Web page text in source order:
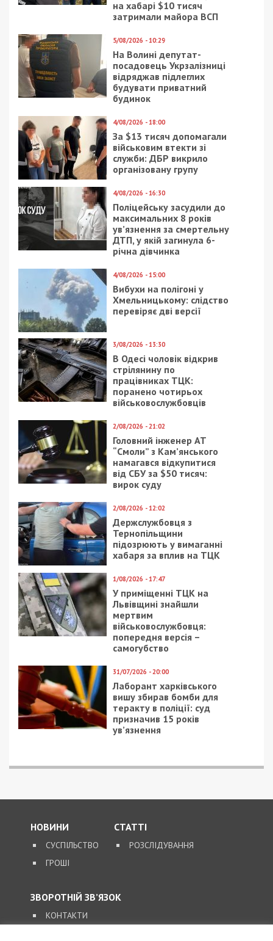
на хабарі $10 тисяч
затримали майора ВСП
5/08/2026 - 10:29
На Волині депутат-
посадовець Укрзалізниці
відряджав підлеглих
будувати приватний
будинок
4/08/2026 - 18:00
За $13 тисяч допомагали
військовим втекти зі
служби: ДБР викрило
організовану групу
4/08/2026 - 16:30
Поліцейську засудили до
максимальних 8 років
ув’язнення за смертельну
ДТП, у якій загинула 6-
річна дівчинка
4/08/2026 - 15:00
Вибухи на полігоні у
Хмельницькому: слідство
перевіряє дві версії
3/08/2026 - 13:30
В Одесі чоловік відкрив
стрілянину по
працівниках ТЦК:
поранено чотирьох
військовослужбовців
2/08/2026 - 21:02
Головний інженер АТ
“Смоли” з Кам’янського
намагався відкупитися
від СБУ за $50 тисяч:
вирок суду
2/08/2026 - 12:02
Держслужбовця з
Тернопільщини
підозрюють у вимаганні
хабаря за вплив на ТЦК
1/08/2026 - 17:47
У приміщенні ТЦК на
Львівщині знайшли
мертвим
військовослужбовця:
попередня версія –
самогубство
31/07/2026 - 20:00
Лаборант харківського
вишу збирав бомби для
теракту в поліції: суд
призначив 15 років
ув’язнення
НОВИНИ
СУСПІЛЬСТВО
ГРОШІ
СТАТТІ
РОЗСЛІДУВАННЯ
ЗВОРОТНІЙ ЗВ’ЯЗОК
КОНТАКТИ